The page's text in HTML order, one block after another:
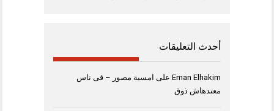
أحدث التعليقات
Eman Elhakim على امسية مصور – فى ناس
معندهاش ذوق